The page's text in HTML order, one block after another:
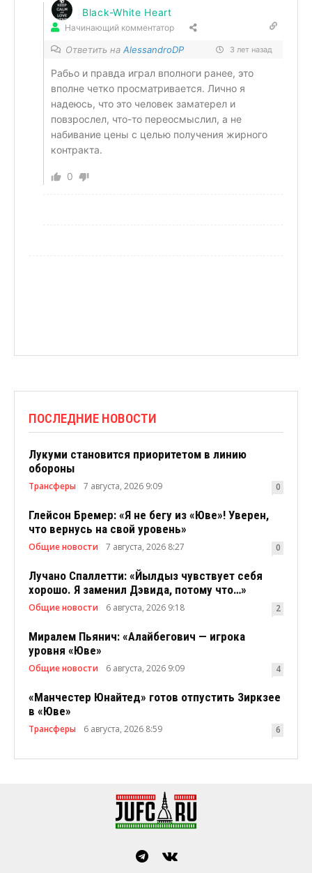
Black-White Heart
Начинающий комментатор
Ответить на AlessandroDP 3 лет назад
Рабьо и правда играл вполноги ранее, это
вполне четко просматривается. Лично я
надеюсь, что это человек заматерел и
повзрослел, что-то переосмыслил, а не
набивание цены с целью получения жирного
контракта.
0
ПОСЛЕДНИЕ НОВОСТИ
Лукуми становится приоритетом в линию
обороны
Трансферы 7 августа, 2026 9:09 0
Глейсон Бремер: «Я не бегу из «Юве»! Уверен,
что вернусь на свой уровень»
Общие новости 7 августа, 2026 8:27 0
Лучано Спаллетти: «Йылдыз чувствует себя
хорошо. Я заменил Дэвида, потому что…»
Общие новости 6 августа, 2026 9:18 2
Миралем Пьянич: «Алайбегович — игрока
уровня «Юве»
Общие новости 6 августа, 2026 9:09 4
«Манчестер Юнайтед» готов отпустить Зиркзее
в «Юве»
Трансферы 6 августа, 2026 8:59 6